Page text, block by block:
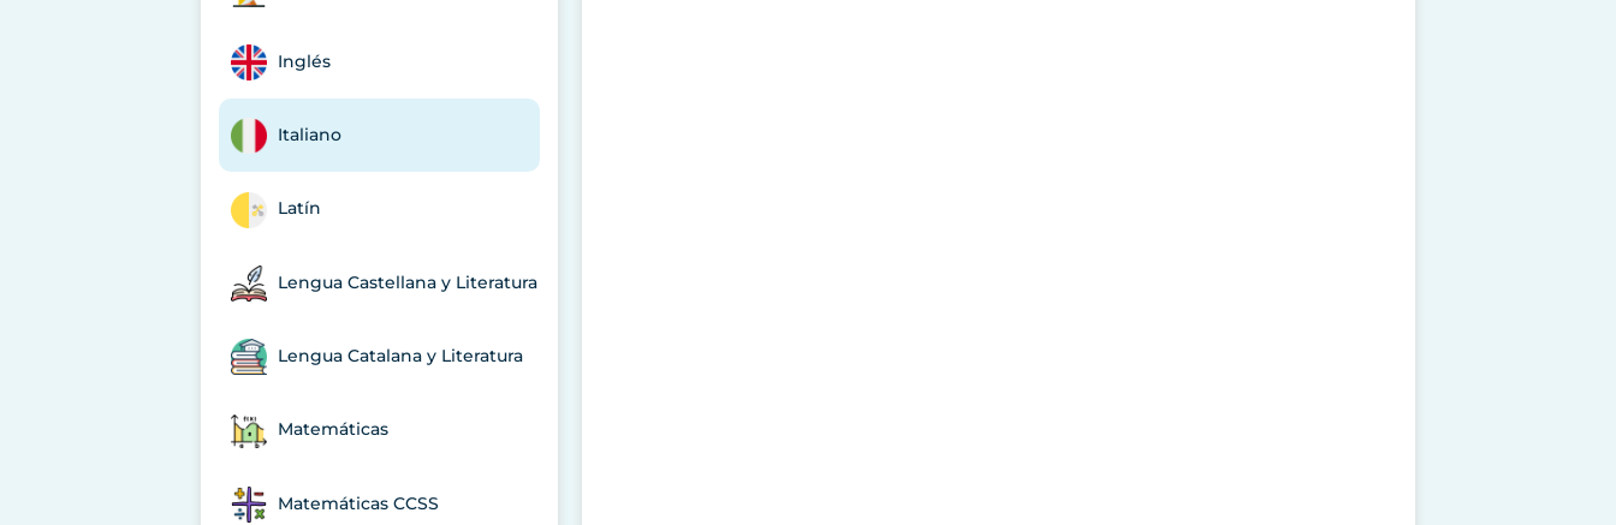
Inglés
Italiano
Latín
Lengua Castellana y Literatura
Lengua Catalana y Literatura
Matemáticas
Matemáticas CCSS